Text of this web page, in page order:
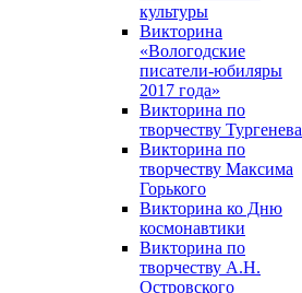
культуры
Викторина
«Вологодские
писатели-юбиляры
2017 года»
Викторина по
творчеству Тургенева
Викторина по
творчеству Максима
Горького
Викторина ко Дню
космонавтики
Викторина по
творчеству А.Н.
Островского